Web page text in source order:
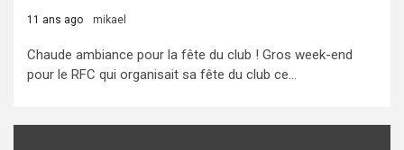
11 ans ago mikael
Chaude ambiance pour la fête du club ! Gros week-end
pour le RFC qui organisait sa fête du club ce...